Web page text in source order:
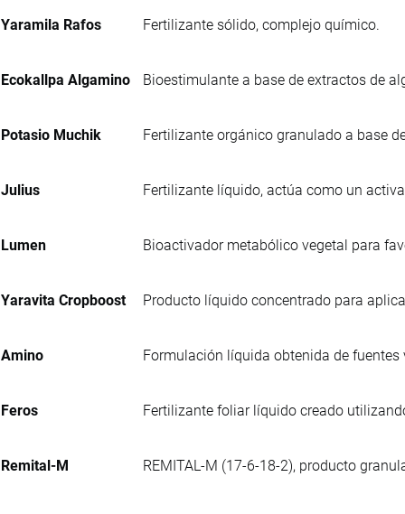
Yaramila Rafos Fertilizante sólido, complejo químico.
Ecokallpa Algamino Bioestimulante a base de extractos de
Potasio Muchik Fertilizante orgánico granulado a base
Julius Fertilizante líquido, actúa como un
Lumen Bioactivador metabólico vegetal para
Yaravita Cropboost Producto líquido concentrado para
Amino Formulación líquida obtenida de fuentes
Feros Fertilizante foliar líquido creado
Remital-M REMITAL-M (17-6-18-2), producto